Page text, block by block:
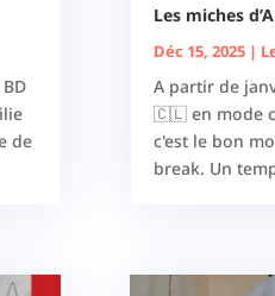
de
Les miches
Déc 15, 2025|
A partir de
🇨🇱 en mode
c'est le bon
break. Un